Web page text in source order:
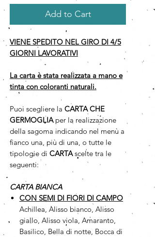
Add to Cart
VIENE SPEDITO NEL GIRO DI 4/5
GIORNI LAVORATIVI
La carta è stata realizzata a mano e
tinta con coloranti naturali.
Puoi scegliere la CARTA CHE
GERMOGLIAper la realizzazione
della sagoma indicando nel menù a
fianco una, più di una, o tutte le
tipologie di CARTAscelte tra le
seguenti:
CARTA BIANCA
CON SEMI DI FIORI DI CAMPO
Achillea, Alisso bianco, Alisso
giallo, Alisso viola, Amaranto,
Basilico, Bella di notte, Bocca di